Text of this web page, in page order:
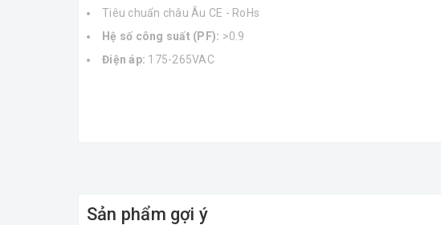
Tiêu chuẩn châu Âu CE - RoHs
Hệ số công suất (PF): >0.9
Điện áp: 175-265VAC
sáng, đèn trang trí cao cấp
Sản phẩm gợi ý